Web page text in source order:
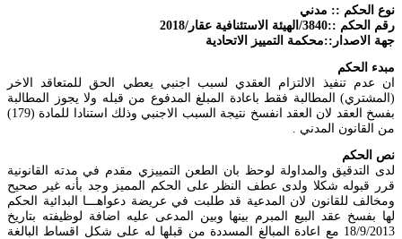
نوع الحكم :: مدني
رقم الحكم ::3840/الهيئة الاستئنافية عقار/2018
جهة الاصدار::محكمة التمييز الاتحادية
مبدء الحكم
ان عدم تنفيذ الالتزام العقدي لسبب اجنبي يعطي الحق للمتعاقد الاخر
(المشتري) المطالبة فقط باعادة المبلغ المدفوع من قبله ولا يجوز المطالبة
بفسخ العقد لان العقد انفسخ نتيجة السبب الاجنبي وذلك استنادا للمادة (179)
من القانون المدني .
نص الحكم
لدى التدقيق والمداولة لوحظ بان الطعن التمييزي مقدم في مدته القانونية
قرر قبوله شكلا ولدى عطف النظر على الحكم المميز وجد بأنه غير صحيح
ومخالف للقانون لان المدعية قد طلبت في عريضة دعواهـــا البدائية الحكم
لها بفسخ عقد البيع المبرم بينها وبين المدعى عليه اضافة لوظيفته بتاريخ
18/9/2013 مع اعادة المبالغ المسددة من قبلها له على شكل اقساط البالغة